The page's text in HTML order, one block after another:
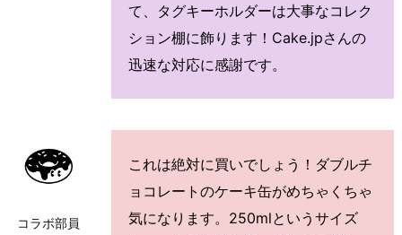
て、タグキーホルダーは大事なコレク
ション棚に飾ります！Cake.jpさんの
迅速な対応に感謝です。
コラボ部員
これは絶対に買いでしょう！ダブルチ
ョコレートのケーキ缶がめちゃくちゃ
気になります。250mlというサイズ